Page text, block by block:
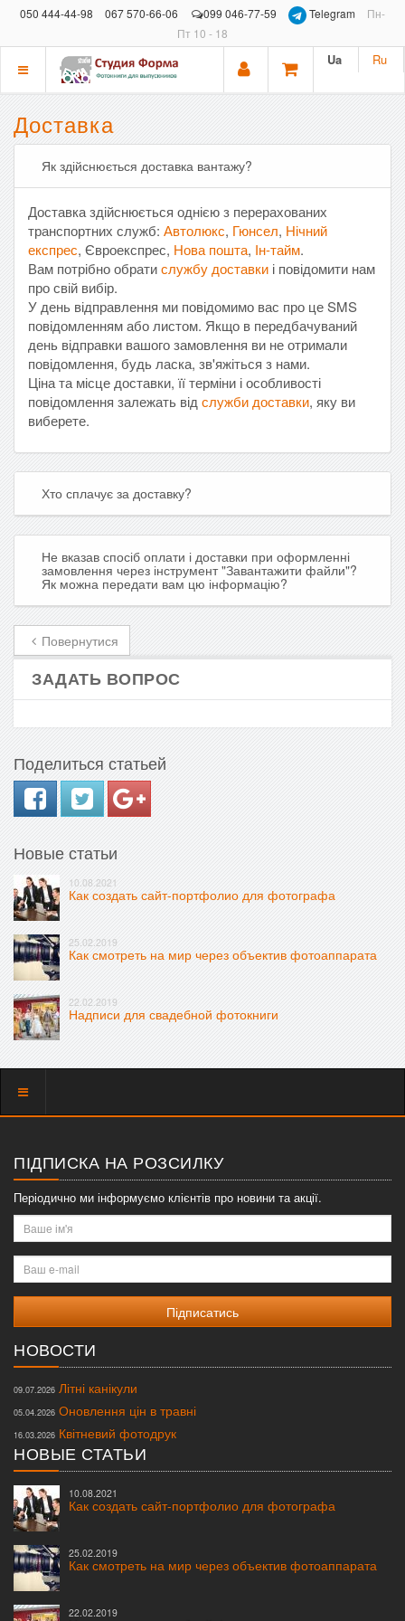
050 444-44-98 067 570-66-06 099 046-77-59 Telegram
Пн-
Пт 10 - 18
Показать
меню
Ua Ru
Доставка
Як здійснюється доставка вантажу?
Доставка здійснюється однією з перерахованих
транспортних служб: Автолюкс, Гюнсел, Нічний
експрес, Євроекспрес, Нова пошта, Ін-тайм.
Вам потрібно обратислужбу доставки і повідомити нам
про свій вибір.
У день відправлення ми повідомимо вас про це SMS
повідомленням або листом. Якщо в передбачуваний
день відправки вашого замовлення ви не отримали
повідомлення, будь ласка, зв'яжіться з нами.
Ціна та місце доставки, її терміни і особливості
повідомлення залежать від служби доставки, яку ви
виберете.
Хто сплачує за доставку?
Не вказав спосіб оплати і доставки при оформленні
замовлення через інструмент "Завантажити файли"?
Як можна передати вам цю інформацію?
Повернутися
ЗАДАТЬ ВОПРОС
Поделиться статьей
Новые статьи
10.08.2021
Как создать сайт-портфолио для фотографа
25.02.2019
Как смотреть на мир через объектив фотоаппарата
22.02.2019
Надписи для свадебной фотокниги
Показать
ПІДПИСКА НА РОЗСИЛКУ
Періодично ми інформуємо клієнтів про новини та акції.
Ваше
ім'я
Ваш
e-
mail
НОВОСТИ
09.07.2026 Літні канікули
05.04.2026 Оновлення цін в травні
16.03.2026 Квітневий фотодрук
НОВЫЕ СТАТЬИ
10.08.2021
Как создать сайт-портфолио для фотографа
25.02.2019
Как смотреть на мир через объектив фотоаппарата
22.02.2019